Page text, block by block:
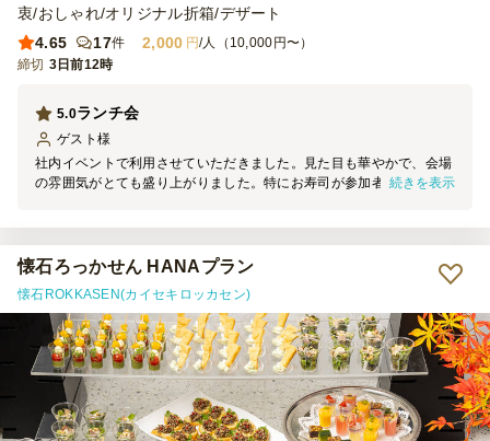
衷/おしゃれ/オリジナル折箱/デザート
4.65
17件 2,000 円/人（10,000円〜）
締切 3日前12時
ランチ会
5.0
ゲスト 様
社内イベントで利用させていただきました。見た目も華やかで、会場
の雰囲気がとても盛り上がりました。特にお寿司が参加者の皆さまに
りがとうございました。
続きを表示
懐石ろっかせん HANAプラン
懐石ROKKASEN(カイセキロッカセン)